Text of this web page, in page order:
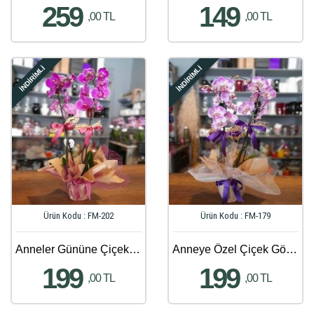
259 ,00 TL 149 ,00 TL
İNDİRİMLİ
Ürün Kodu : FM-202
Anneler Gününe Çiçek Gönder - 347
199 ,00 TL
İNDİRİMLİ
Ürün Kodu : FM-179
Anneye Özel Çiçek Gönder - 351
199 ,00 TL